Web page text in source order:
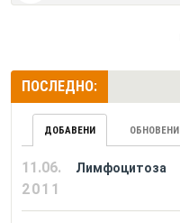
ПОСЛЕДНО:
ДОБАВЕНИ ОБНОВЕНИ
11.06.
2011
Лимфоцитоза